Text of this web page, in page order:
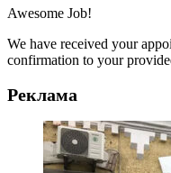
Awesome Job!
We have received your
confirmation to your
Реклама